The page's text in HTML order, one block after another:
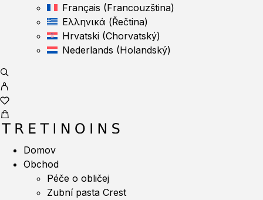
Français (Francouzština)
Ελληνικά (Řečtina)
Hrvatski (Chorvatský)
Nederlands (Holandský)
Domov
Obchod
Péče o obličej
Zubní pasta Crest